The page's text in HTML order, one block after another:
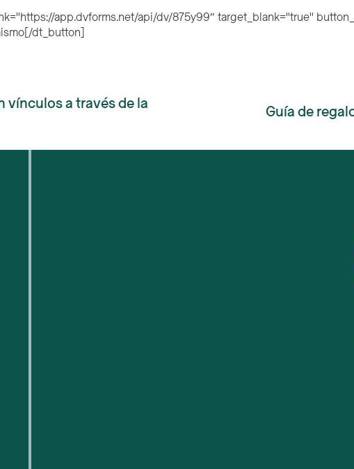
app.dvforms.net/api/dv/875y99″ target_blank="true"
dt_button]
vínculos a través de la
Guía de